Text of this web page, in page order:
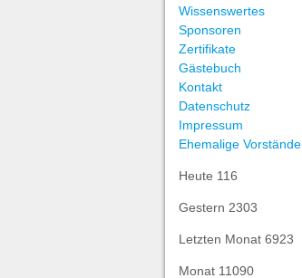
Wissenswertes
Sponsoren
Zertifikate
Gästebuch
Kontakt
Datenschutz
Impressum
Ehemalige Vorstände
Heute 116
Gestern 2303
Letzten Monat 6923
Monat 11090